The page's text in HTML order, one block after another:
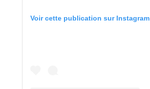
Voir cette publication sur Instagram